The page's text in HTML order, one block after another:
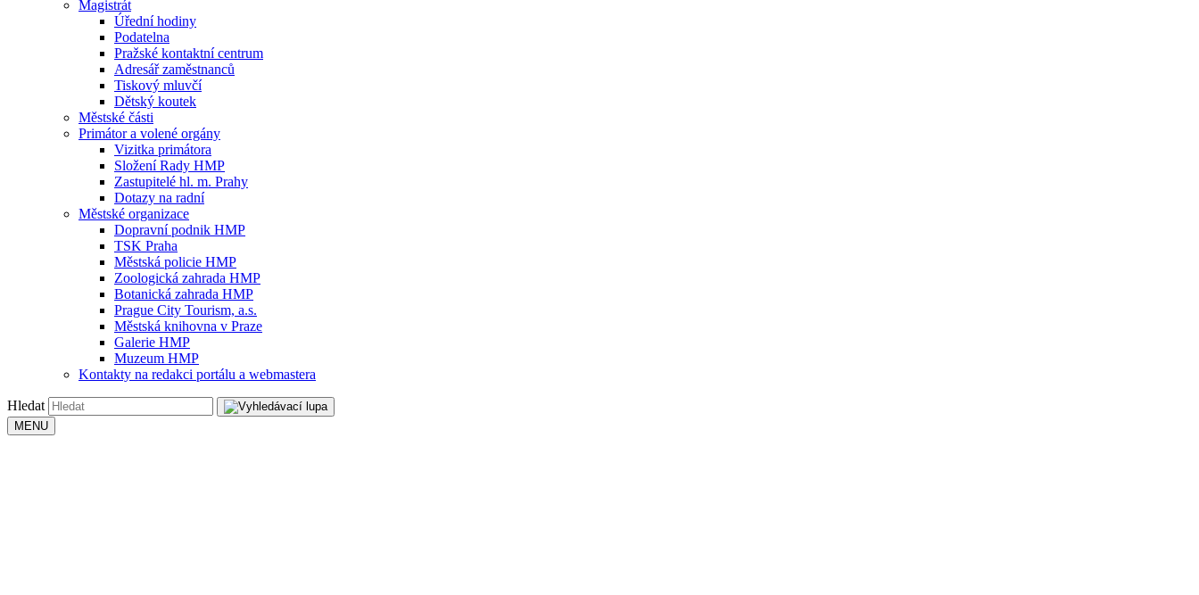
Magistrát
Úřední hodiny
Podatelna
Pražské kontaktní centrum
Adresář zaměstnanců
Tiskový mluvčí
Dětský koutek
Městské části
Primátor a volené orgány
Vizitka primátora
Složení Rady HMP
Zastupitelé hl. m. Prahy
Dotazy na radní
Městské organizace
Dopravní podnik HMP
TSK Praha
Městská policie HMP
Zoologická zahrada HMP
Botanická zahrada HMP
Prague City Tourism, a.s.
Městská knihovna v Praze
Galerie HMP
Muzeum HMP
Kontakty na redakci portálu a webmastera
Hledat
MENU